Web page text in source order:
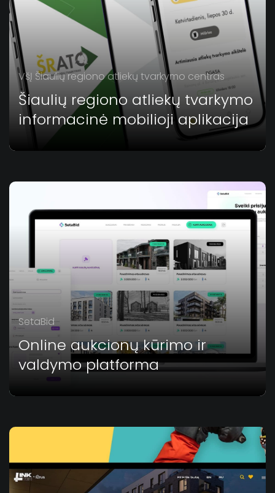
VšĮ Šiaulių regiono atliekų tvarkymo centras
Šiaulių regiono atliekų tvarkymo
informacinė mobilioji aplikacija
SetaBid
Online aukcionų kūrimo ir
valdymo platforma